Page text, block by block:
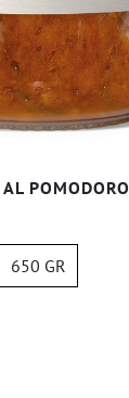
AL POMODORO
650 GR